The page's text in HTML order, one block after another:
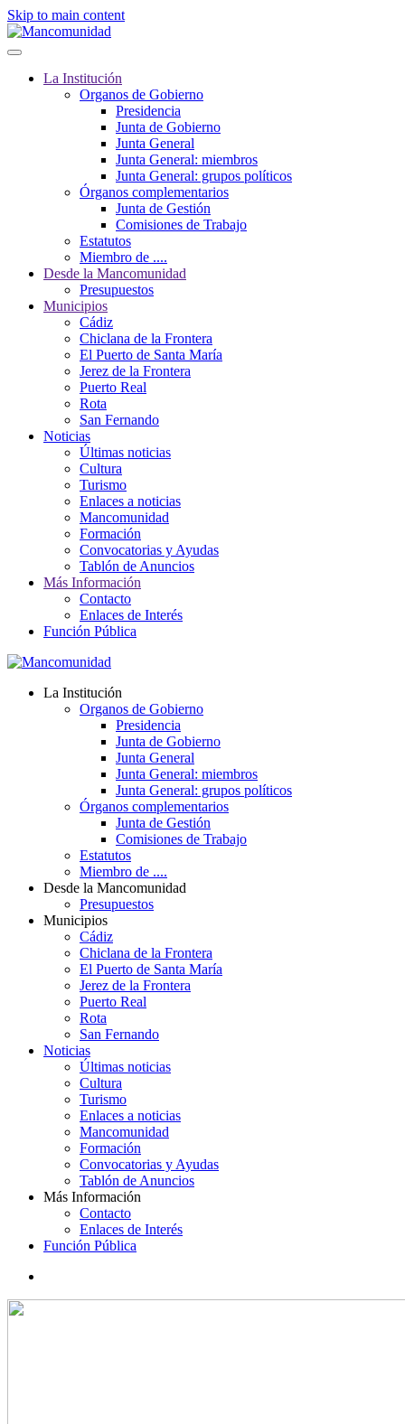
Skip to main content
La Institución
Organos de Gobierno
Presidencia
Junta de Gobierno
Junta General
Junta General: miembros
Junta General: grupos políticos
Órganos complementarios
Junta de Gestión
Comisiones de Trabajo
Estatutos
Miembro de ....
Desde la Mancomunidad
Presupuestos
Municipios
Cádiz
Chiclana de la Frontera
El Puerto de Santa María
Jerez de la Frontera
Puerto Real
Rota
San Fernando
Noticias
Últimas noticias
Cultura
Turismo
Enlaces a noticias
Mancomunidad
Formación
Convocatorias y Ayudas
Tablón de Anuncios
Más Información
Contacto
Enlaces de Interés
Función Pública
La Institución
Organos de Gobierno
Presidencia
Junta de Gobierno
Junta General
Junta General: miembros
Junta General: grupos políticos
Órganos complementarios
Junta de Gestión
Comisiones de Trabajo
Estatutos
Miembro de ....
Desde la Mancomunidad
Presupuestos
Municipios
Cádiz
Chiclana de la Frontera
El Puerto de Santa María
Jerez de la Frontera
Puerto Real
Rota
San Fernando
Noticias
Últimas noticias
Cultura
Turismo
Enlaces a noticias
Mancomunidad
Formación
Convocatorias y Ayudas
Tablón de Anuncios
Más Información
Contacto
Enlaces de Interés
Función Pública